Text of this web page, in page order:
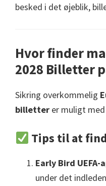
besked i det øjeblik,
Hvor finder
2028 Billetter
Sikring overkommelig
billetter er muligt
Tips til at
Early Bird
under det